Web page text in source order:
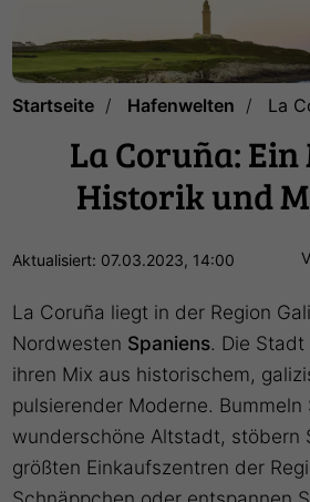
Startseite Hafenwelten La
La Coruña:
Historik und
Aktualisiert: 07.03.2023, 14:00
La Coruña liegt in der Region
Nordwesten Spaniens. Die
ihren Mix aus historischem,
pulsierender Moderne. Bummeln
wunderschöne Altstadt, stöbern
größten Einkaufszentren der